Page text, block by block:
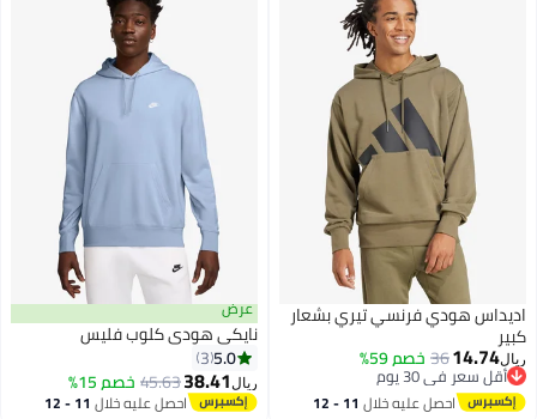
اديداس هودي فرنسي تيري بشعار
كبير
ريال14.74
36 خصم 59%
أقل سعر في 30 يوم
أقل سعر في 30 يوماحصل عليه خلال 11 - 12
عرض
نايكي هودي كلوب فليس
5.0
3
ريال38.41
45.63خصم 15%
احصل عليه خلال 11 - 12